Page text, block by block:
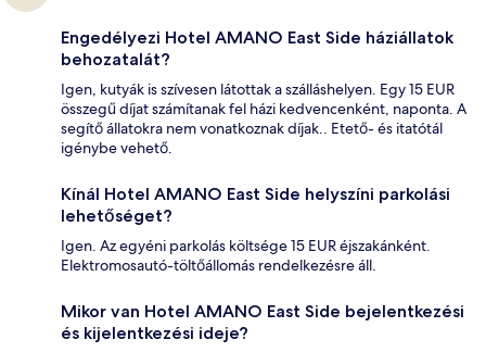
Engedélyezi Hotel AMANO East Side háziállatok
behozatalát?
Igen, kutyák is szívesen látottak a szálláshelyen. Egy 15 EUR
összegű díjat számítanak fel házi kedvencenként, naponta. A
segítő állatokra nem vonatkoznak díjak.. Etető- és itatótál
igénybe vehető.
Kínál Hotel AMANO East Side helyszíni parkolási
lehetőséget?
Igen. Az egyéni parkolás költsége 15 EUR éjszakánként.
Elektromosautó-töltőállomás rendelkezésre áll.
Mikor van Hotel AMANO East Side bejelentkezési
és kijelentkezési ideje?